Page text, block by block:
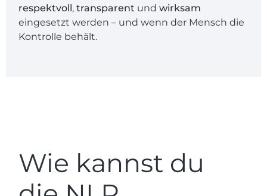
respektvoll, transparent und wirksam
eingesetzt werden – und wenn der Mensch die
Kontrolle behält.
Wie kannst du